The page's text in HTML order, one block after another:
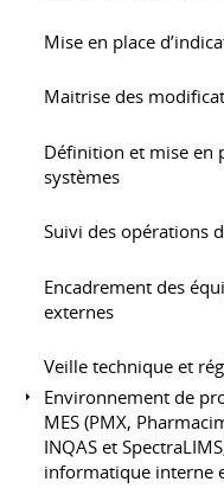
Mise en place
Maitrise des
Définition et mise en
systèmes
Suivi des opérations
Encadrement des
externes
Veille technique et
Environnement de
MES (PMX,
INQAS et
informatique interne